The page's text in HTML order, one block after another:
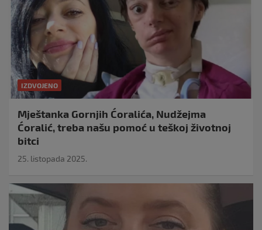
IZDVOJENO
Mještanka Gornjih Ćoralića, Nudžejma
Ćoralić, treba našu pomoć u teškoj životnoj
bitci
25. listopada 2025.